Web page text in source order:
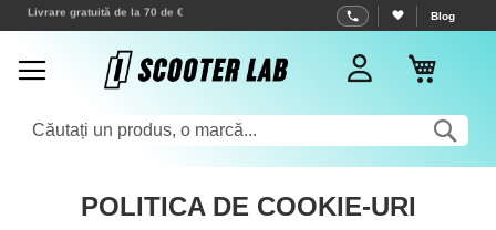
Mergeti
Continut
Expedieri în câteva ore ! Blog
POLITICA DE COOKIE-URI